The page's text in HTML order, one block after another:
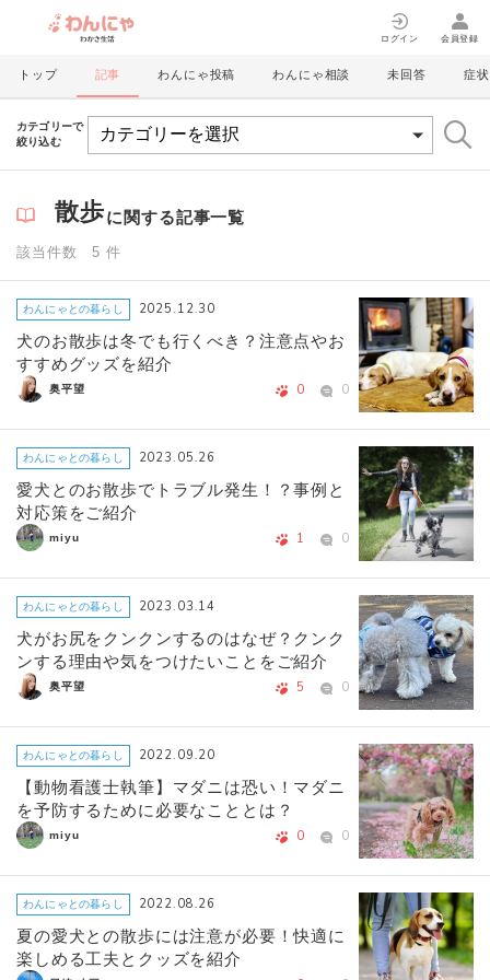
ログイン 会員登録
トップ 記事 わんにゃ投稿 わんにゃ相談 未回答 症状
カテゴリーで
絞り込む
散歩に関する記事一覧
該当件数 5 件
わんにゃとの暮らし 2025.12.30
犬のお散歩は冬でも行くべき？注意点やお
すすめグッズを紹介
奥平望 0 0
わんにゃとの暮らし 2023.05.26
愛犬とのお散歩でトラブル発生！？事例と
対応策をご紹介
miyu 1 0
わんにゃとの暮らし 2023.03.14
犬がお尻をクンクンするのはなぜ？クンク
ンする理由や気をつけたいことをご紹介
奥平望 5 0
わんにゃとの暮らし 2022.09.20
【動物看護士執筆】マダニは恐い！マダニ
を予防するために必要なこととは？
miyu 0 0
わんにゃとの暮らし 2022.08.26
夏の愛犬との散歩には注意が必要！快適に
楽しめる工夫とクッズを紹介